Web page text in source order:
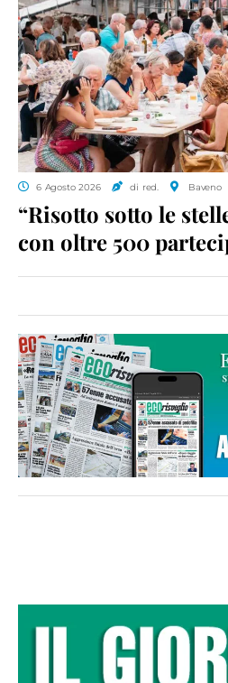
6 Agosto 2026 di red. Baveno
“Risotto sotto le
con oltre 500